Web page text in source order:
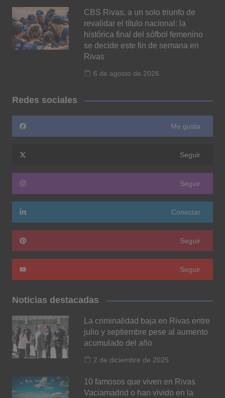
CBS Rivas, a un solo triunfo de
revalidar el título nacional: la
histórica final del sófbol femenino
se decide este fin de semana en
Rivas
6 de agosto de 2026
Redes sociales
Me gusta
Seguir
Seguir
Conectar
Seguir
Seguir
Noticias destacadas
La criminalidad baja en Rivas entre
julio y septiembre pese al aumento
acumulado del año
2 de diciembre de 2025
10 famosos que viven en Rivas
Vaciamadrid o han vivido en la